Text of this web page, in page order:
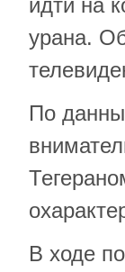
идти на
урана.
По
В ходе